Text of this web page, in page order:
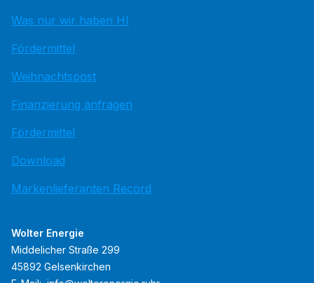
Was nur wir haben HI
Fördermittel
Weihnachtspost
Finanzierung anfragen
Fördermittel
Download
Markenlieferanten Record
Wolter Energie
Middelicher Straße 299
45892 Gelsenkirchen